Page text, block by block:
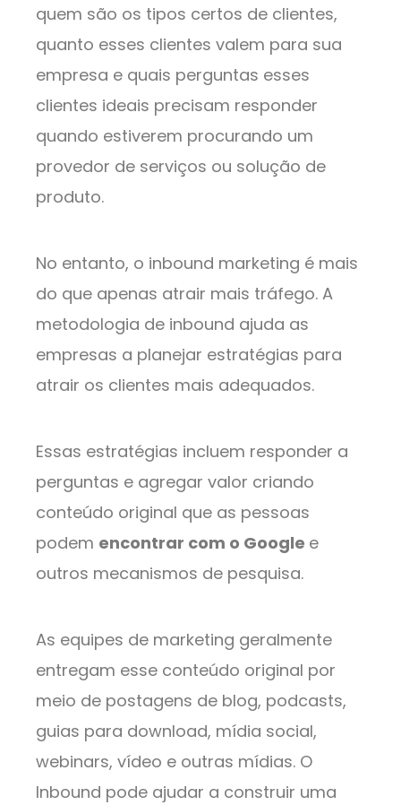
quem são os tipos certos de clientes,
quanto esses clientes valem para sua
empresa e quais perguntas esses
clientes ideais precisam responder
quando estiverem procurando um
provedor de serviços ou solução de
produto.
No entanto, o inbound marketing é mais
do que apenas atrair mais tráfego. A
metodologia de inbound ajuda as
empresas a planejar estratégias para
atrair os clientes mais adequados.
Essas estratégias incluem responder a
perguntas e agregar valor criando
conteúdo original que as pessoas
podem encontrar com o Google e
outros mecanismos de pesquisa.
As equipes de marketing geralmente
entregam esse conteúdo original por
meio de postagens de blog, podcasts,
guias para download, mídia social,
webinars, vídeo e outras mídias. O
Inbound pode ajudar a construir uma